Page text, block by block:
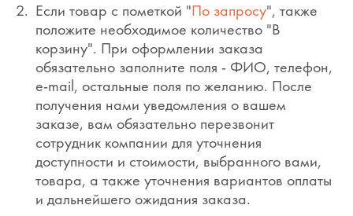
Если товар с пометкой "По запросу", также
положите необходимое количество "В
корзину". При оформлении заказа
обязательно заполните поля - ФИО, телефон,
e-mail, остальные поля по желанию. После
получения нами уведомления о вашем
заказе, вам обязательно перезвонит
сотрудник компании для уточнения
доступности и стоимости, выбранного вами,
товара, а также уточнения вариантов оплаты
и дальнейшего ожидания заказа.